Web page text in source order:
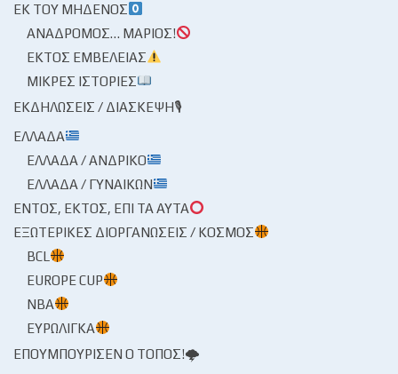
ΕΚ ΤΟΥ ΜΗΔΕΝΌΣ
ΑΝΆΔΡΟΜΟΣ… ΜΆΡΙΟΣ!
ΕΚΤΌΣ ΕΜΒΈΛΕΙΑΣ
ΜΙΚΡΈΣ ΙΣΤΟΡΊΕΣ
ΕΚΔΗΛΏΣΕΙΣ / ΔΙΆΣΚΕΨΗ🎙
ΕΛΛΆΔΑ
ΕΛΛΆΔΑ / ΑΝΔΡΙΚΌ
ΕΛΛΆΔΑ / ΓΥΝΑΙΚΏΝ
ΕΝΤΌΣ, ΕΚΤΌΣ, ΕΠΊ ΤΑ ΑΥΤΆ
ΕΞΩΤΕΡΙΚΈΣ ΔΙΟΡΓΑΝΏΣΕΙΣ / ΚΌΣΜΟΣ
BCL
EUROPE CUP
NBA
ΕΥΡΩΛΊΓΚΑ
ΕΠΟΥΜΠΟΎΡΙΣΕΝ Ο ΤΌΠΟΣ!🌩